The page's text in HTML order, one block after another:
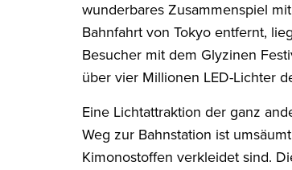
wunderbares Zusammenspiel
Bahnfahrt von Tokyo entfernt,
Besucher mit dem Glyzinen
über vier Millionen LED-Lichter
Eine Lichtattraktion der ganz
Weg zur Bahnstation ist
Kimonostoffen verkleidet sind.